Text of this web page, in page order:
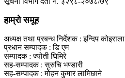
हाम्रो समूह
अध्यक्ष तथा प्रबन्ध निर्देशक : इन्दिप कोइराला
प्रधान सम्पादक : डि एम
सम्पादक : ज्योती घिमिरे
सह-सम्पादक : सुरुचि भण्डारी
सह-सम्पादक : मोहन कुमार लामिछाने